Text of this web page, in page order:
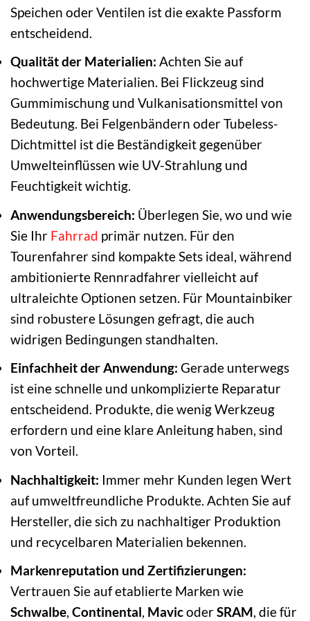
Speichen oder Ventilen ist die exakte Passform
entscheidend.
Qualität der Materialien: Achten Sie auf
hochwertige Materialien. Bei Flickzeug sind
Gummimischung und Vulkanisationsmittel von
Bedeutung. Bei Felgenbändern oder Tubeless-
Dichtmittel ist die Beständigkeit gegenüber
Umwelteinflüssen wie UV-Strahlung und
Feuchtigkeit wichtig.
Anwendungsbereich: Überlegen Sie, wo und wie
Sie Ihr Fahrrad primär nutzen. Für den
Tourenfahrer sind kompakte Sets ideal, während
ambitionierte Rennradfahrer vielleicht auf
ultraleichte Optionen setzen. Für Mountainbiker
sind robustere Lösungen gefragt, die auch
widrigen Bedingungen standhalten.
Einfachheit der Anwendung: Gerade unterwegs
ist eine schnelle und unkomplizierte Reparatur
entscheidend. Produkte, die wenig Werkzeug
erfordern und eine klare Anleitung haben, sind
von Vorteil.
Nachhaltigkeit: Immer mehr Kunden legen Wert
auf umweltfreundliche Produkte. Achten Sie auf
Hersteller, die sich zu nachhaltiger Produktion
und recycelbaren Materialien bekennen.
Markenreputation und Zertifizierungen:
Vertrauen Sie auf etablierte Marken wie
Schwalbe, Continental, MavicoderSRAM, die für